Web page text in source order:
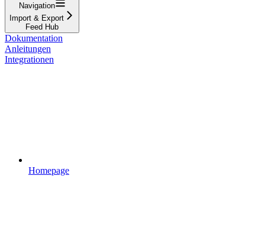
Navigation
Import & Export
Feed Hub
Dokumentation
Anleitungen
Integrationen
Homepage